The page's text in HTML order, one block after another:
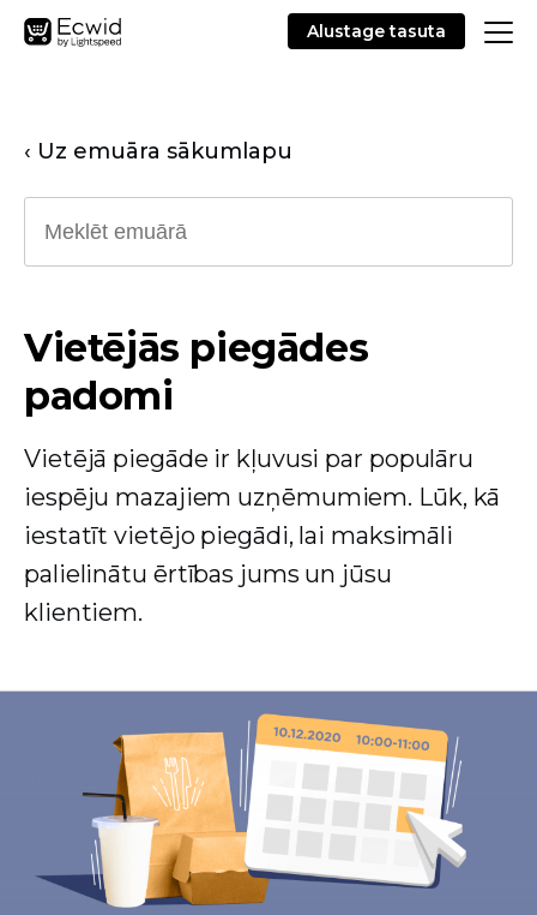
Alustage tasuta
‹ Uz emuāra sākumlapu
Vietējās piegādes
padomi
Vietējā piegāde ir kļuvusi par populāru
iespēju mazajiem uzņēmumiem. Lūk, kā
iestatīt vietējo piegādi, lai maksimāli
palielinātu ērtības jums un jūsu
klientiem.